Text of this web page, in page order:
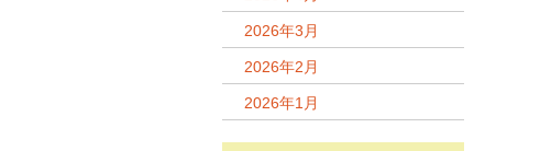
2026年3月
2026年2月
2026年1月